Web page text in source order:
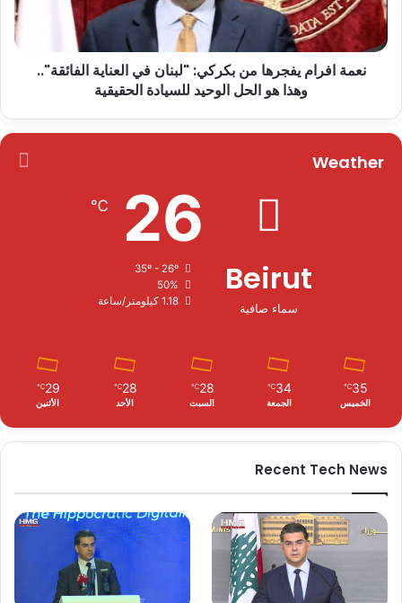
نعمة افرام يفجرها من بكركي: "لبنان في العناية الفائقة"..
وهذا هو الحل الوحيد للسيادة الحقيقية
Weather
Beirut
سماء صافية
26
℃
35º - 26º
50%
1.18 كيلومتر/ساعة
35
℃
الخميس
34
℃
الجمعة
28
℃
السبت
28
℃
الأحد
29
℃
الأثنين
Recent Tech News